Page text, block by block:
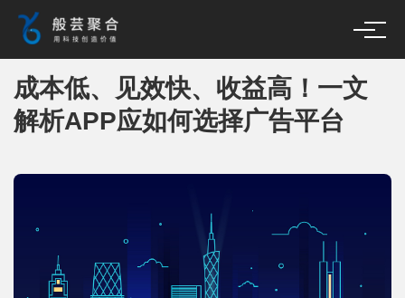
成本低、见效快、收益高！一文
解析APP应如何选择广告平台